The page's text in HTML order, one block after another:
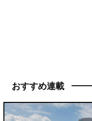
おすすめ連載